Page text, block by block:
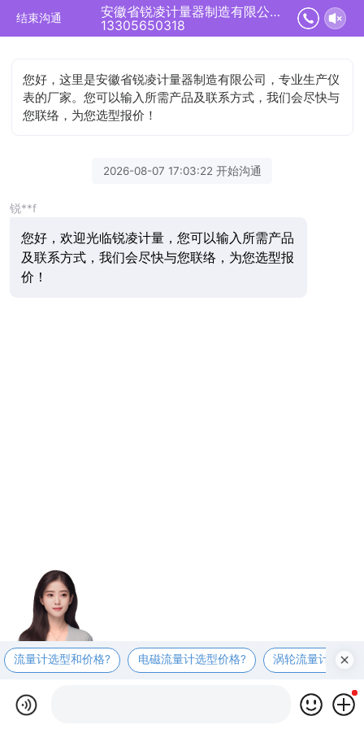
结束沟通
安徽省锐凌计量器制造有限公司正在为您服务
13305650318
您好，这里是安徽省锐凌计量器制造有限公司，专业生产仪
表的厂家。您可以输入所需产品及联系方式，我们会尽快与
您联络，为您选型报价！
2026-08-07 17:03:22 开始沟通
锐**f
您好，欢迎光临锐凌计量，您可以输入所需产品
及联系方式，我们会尽快与您联络，为您选型报
价！
流量计选型和价格? 电磁流量计选型价格? 涡轮流量计选型